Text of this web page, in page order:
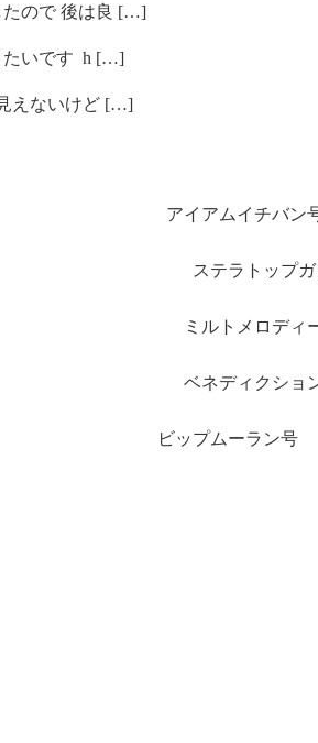
たので 後は良 […]
たいです h […]
えないけど […]
アイアムイチバ
ステラトップ
ミルトメロデ
ベネディクシ
ビップムーラン